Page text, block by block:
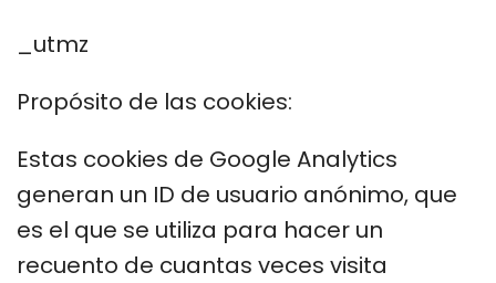
_utmz
Propósito de las cookies:
Estas cookies de Google Analytics
generan un ID de usuario anónimo, que
es el que se utiliza para hacer un
recuento de cuantas veces visita